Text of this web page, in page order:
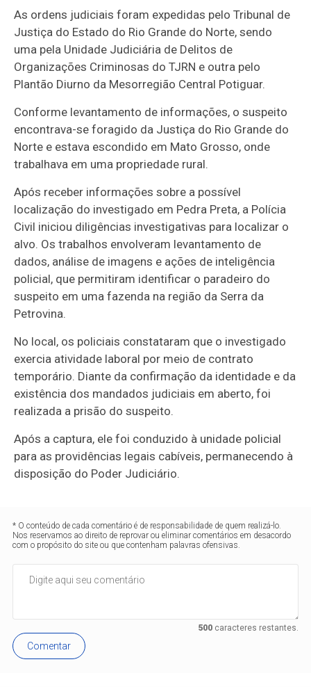
As ordens judiciais foram expedidas pelo Tribunal de
Justiça do Estado do Rio Grande do Norte, sendo
uma pela Unidade Judiciária de Delitos de
Organizações Criminosas do TJRN e outra pelo
Plantão Diurno da Mesorregião Central Potiguar.
Conforme levantamento de informações, o suspeito
encontrava-se foragido da Justiça do Rio Grande do
Norte e estava escondido em Mato Grosso, onde
trabalhava em uma propriedade rural.
Após receber informações sobre a possível
localização do investigado em Pedra Preta, a Polícia
Civil iniciou diligências investigativas para localizar o
alvo. Os trabalhos envolveram levantamento de
dados, análise de imagens e ações de inteligência
policial, que permitiram identificar o paradeiro do
suspeito em uma fazenda na região da Serra da
Petrovina.
No local, os policiais constataram que o investigado
exercia atividade laboral por meio de contrato
temporário. Diante da confirmação da identidade e da
existência dos mandados judiciais em aberto, foi
realizada a prisão do suspeito.
Após a captura, ele foi conduzido à unidade policial
para as providências legais cabíveis, permanecendo à
disposição do Poder Judiciário.
* O conteúdo de cada comentário é de responsabilidade de quem realizá-lo.
Nos reservamos ao direito de reprovar ou eliminar comentários em desacordo
com o propósito do site ou que contenham palavras ofensivas.
500caracteres restantes.
Comentar